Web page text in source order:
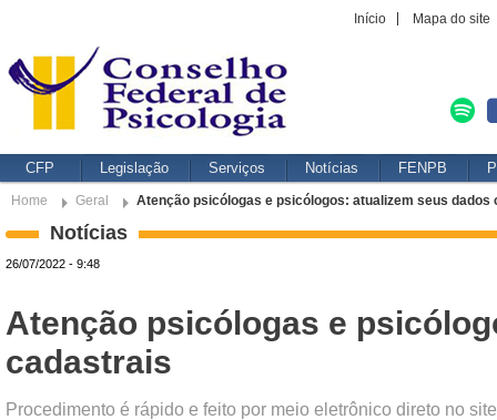
Início Mapa do site
CFP Legislação Serviços Notícias FENPB
Home Geral Atenção psicólogas e psicólogos: atualizem seus dados
Notícias
26/07/2022 - 9:48
Atenção psicólogas e
cadastrais
Procedimento é rápido e feito por meio eletrônico direto no